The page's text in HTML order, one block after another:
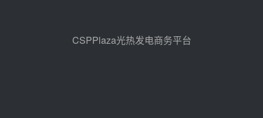
包项目熔盐介质超声波流量计采购
08-05 17:09
CSPPlaza光热发电商务平台